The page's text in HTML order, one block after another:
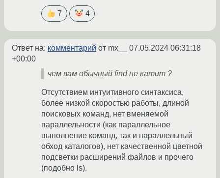
7 4
Ответ на: комментарий от mx__ 07.05.2024 06:31:18
+00:00
чем вам обычный find не катит ?
Отсутствием интуитивного синтаксиса,
более низкой скоростью работы, длиной
поисковых команд, нет вменяемой
параллельности (как параллельное
выполнение команд, так и параллельный
обход каталогов), нет качественной цветной
подсветки расширений файлов и прочего
(подобно ls).